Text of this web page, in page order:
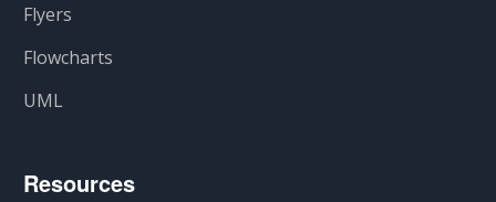
Flyers
Flowcharts
UML
Resources